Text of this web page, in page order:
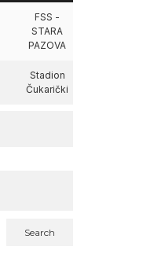
FSS -
STARA
PAZOVA
Stadion
Čukarički
Search